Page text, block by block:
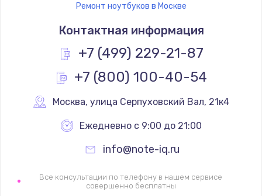
Ремонт ноутбуков в Москве
Контактная информация
+7 (499) 229-21-87
+7 (800) 100-40-54
Москва, улица Серпуховский Вал, 21к4
Ежедневно с 9:00 до 21:00
info@note-iq.ru
Все консультации по телефону в нашем сервисе
совершенно бесплатны